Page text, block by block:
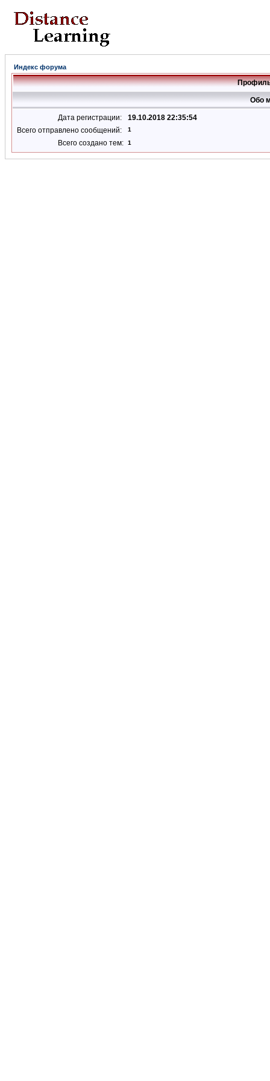
Индекс форума
Обо
Дата регистрации:
19.10.2018 22:35:54
Всего отправлено сообщений:
1
Всего создано тем: 1